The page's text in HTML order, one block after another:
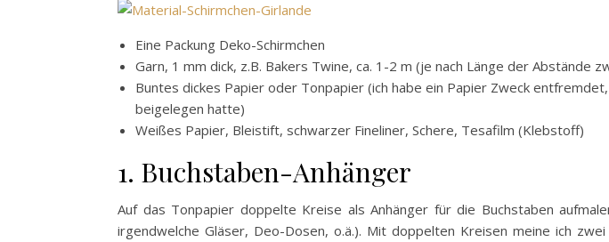
Eine Packung Deko-Schirmchen
Garn, 1 mm dick, z.B. Bakers Twine, ca. 1-2 m (je nach Länge der Abstände
Buntes dickes Papier oder Tonpapier (ich habe ein Papier Zweck
beigelegen hatte)
Weißes Papier, Bleistift, schwarzer Fineliner, Schere, Tesafilm (Klebstoff)
1. Buchstaben-Anhänger
Auf das Tonpapier doppelte Kreise als Anhänger für die Buchstaben
irgendwelche Gläser, Deo-Dosen, o.ä.). Mit doppelten Kreisen meine ich